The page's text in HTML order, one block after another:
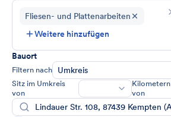
Fliesen- und Plattenarbeiten
Weitere hinzufügen
Bauort
Filtern nach Umkreis
Sitz im Umkreis
von
Kilometern
von